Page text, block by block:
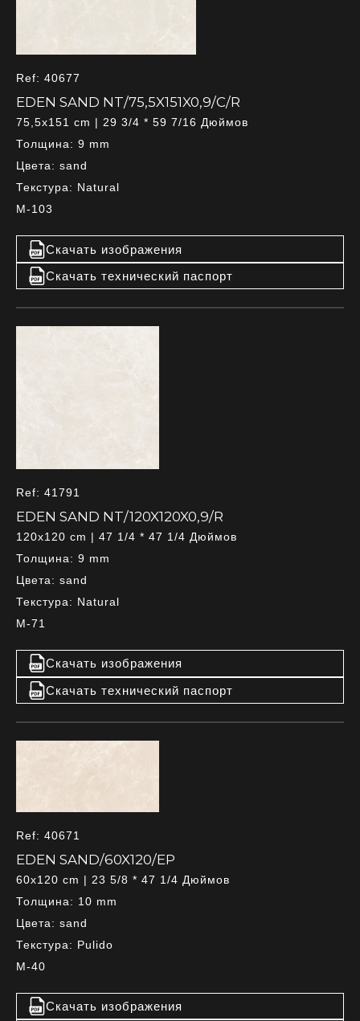
Ref: 40677
EDEN SAND NT/75,5X151X0,9/C/R
75,5x151 cm | 29 3/4 * 59 7/16 Дюймов
Толщина: 9 mm
Цвета: sand
Текстура: Natural
M-103
Скачать изображения
Скачать технический паспорт
Ref: 41791
EDEN SAND NT/120X120X0,9/R
120x120 cm | 47 1/4 * 47 1/4 Дюймов
Толщина: 9 mm
Цвета: sand
Текстура: Natural
M-71
Скачать изображения
Скачать технический паспорт
Ref: 40671
EDEN SAND/60X120/EP
60x120 cm | 23 5/8 * 47 1/4 Дюймов
Толщина: 10 mm
Цвета: sand
Текстура: Pulido
M-40
Скачать изображения